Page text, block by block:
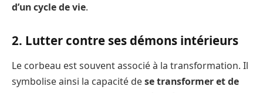
d’un cycle de vie.
2. Lutter contre ses démons intérieurs
Le corbeau est souvent associé à la transformation. Il
symbolise ainsi la capacité dese transformer et de